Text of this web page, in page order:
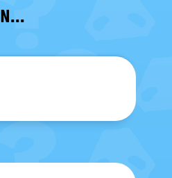
ein-/